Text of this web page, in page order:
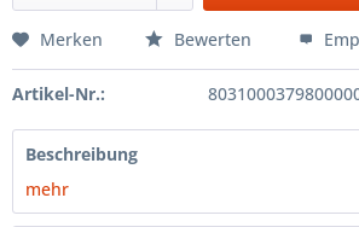
Merken Bewerten
Artikel-Nr.:
Beschreibung
mehr